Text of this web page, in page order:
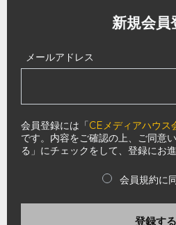
新規会員
メールアドレス
会員登録には「CEメディアハウス
です。内容をご確認の上、ご同意
る」にチェックをして、登録にお進
会員規約に
登録する